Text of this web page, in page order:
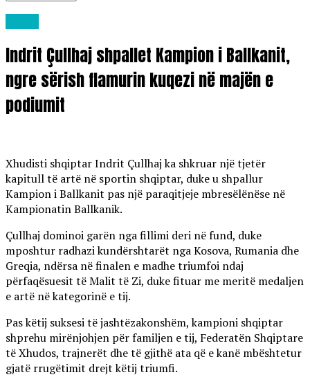
Indrit Çullhaj shpallet Kampion i Ballkanit,
ngre sërish flamurin kuqezi në majën e
podiumit
Xhudisti shqiptar Indrit Çullhaj ka shkruar një tjetër
kapitull të artë në sportin shqiptar, duke u shpallur
Kampion i Ballkanit pas një paraqitjeje mbresëlënëse në
Kampionatin Ballkanik.
Çullhaj dominoi garën nga fillimi deri në fund, duke
mposhtur radhazi kundërshtarët nga Kosova, Rumania dhe
Greqia, ndërsa në finalen e madhe triumfoi ndaj
përfaqësuesit të Malit të Zi, duke fituar me meritë medaljen
e artë në kategorinë e tij.
Pas këtij suksesi të jashtëzakonshëm, kampioni shqiptar
shprehu mirënjohjen për familjen e tij, Federatën Shqiptare
të Xhudos, trajnerët dhe të gjithë ata që e kanë mbështetur
gjatë rrugëtimit drejt këtij triumfi.